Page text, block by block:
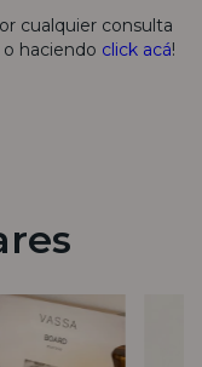
cualquier consulta
o haciendo click acá!